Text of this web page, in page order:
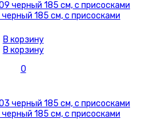
185 см, с присосками
В корзину
В корзину
0
185 см, с присосками